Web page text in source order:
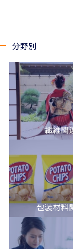
分野別
繊維関
包装材料